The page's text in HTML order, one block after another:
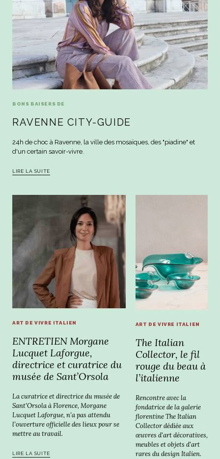
BONS BAISERS DE
RAVENNE CITY-GUIDE
24h de choc à Ravenne, la ville des mosaïques, des "piadine" et
d'un certain savoir-vivre.
LIRE LA SUITE
ART DE VIVRE ITALIEN
ENTRETIEN Morgane
Lucquet Laforgue,
directrice et curatrice du
musée de Sant’Orsola
La curatrice et directrice du musée de
Sant'Orsola à Florence, Morgane
Lucquet Laforgue, n’a pas attendu
l’ouverture officielle des lieux pour se
mettre au travail.
LIRE LA SUITE
ART DE VIVRE ITALIEN
The Italian
Collector, le fil
rouge du beau à
l’italienne
Rencontre avec la
fondatrice de la galerie
florentine The Italian
Collector dédiée aux
œuvres d'art décoratives,
meubles et objets d'art
rares du design Italien.